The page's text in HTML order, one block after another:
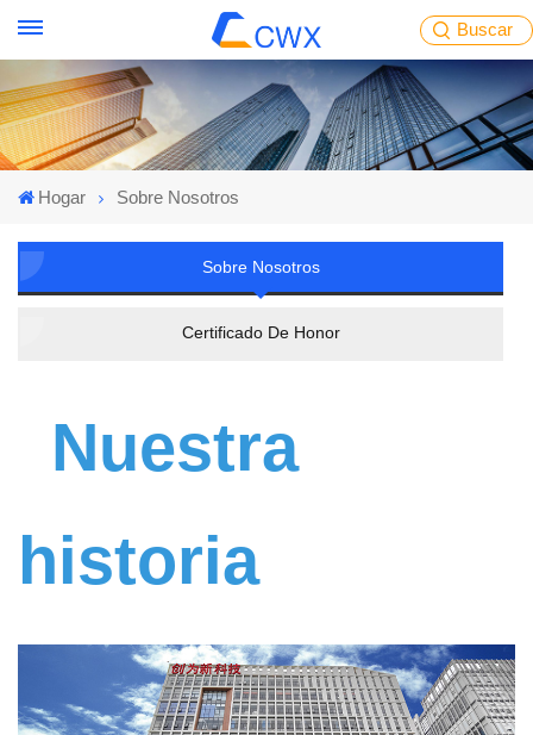
Buscar
Hogar Sobre Nosotros
Sobre Nosotros
Certificado De Honor
Nuestra
historia